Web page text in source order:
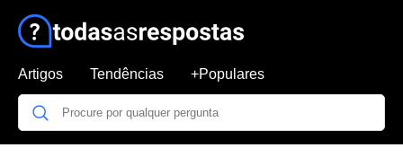
Artigos Tendências +Populares